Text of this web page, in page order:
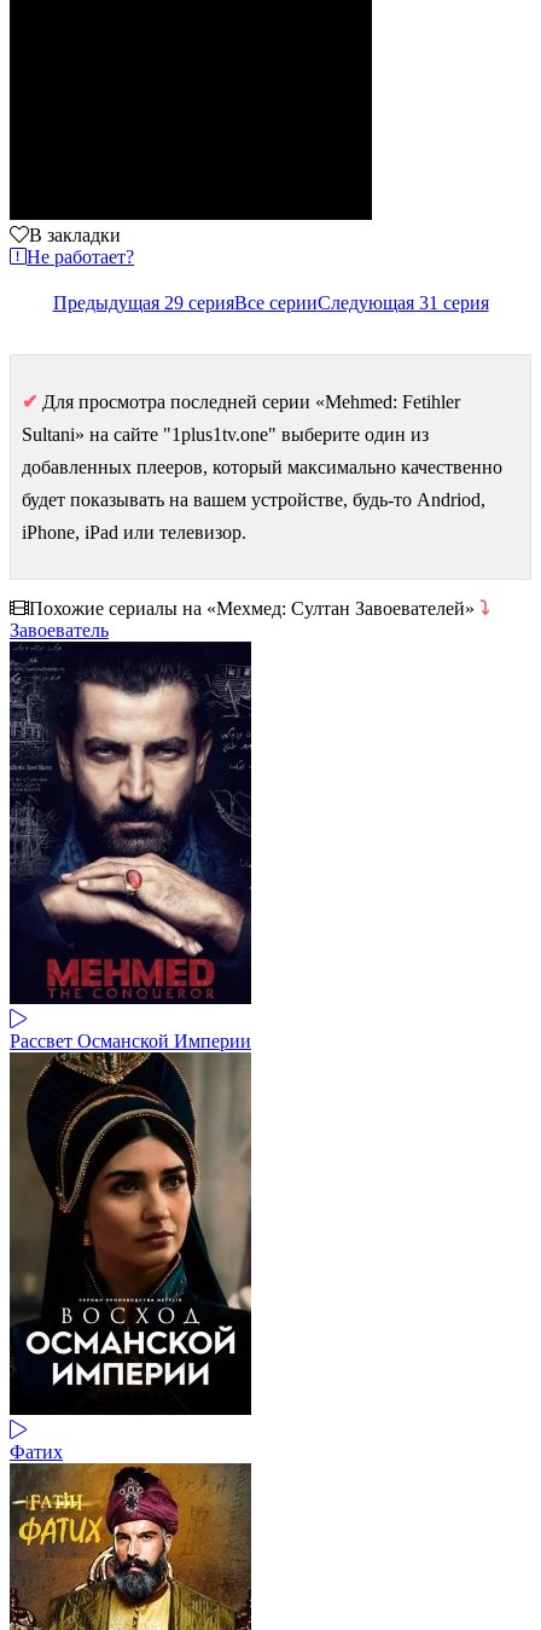
В закладки
Не работает?
Предыдущая 29 серияВсе серииСледующая 31 серия
✔ Для просмотра последней серии «Mehmed: Fetihler
Sultani» на сайте "1plus1tv.one" выберите один из
добавленных плееров, который максимально качественно
будет показывать на вашем устройстве, будь-то Andriod,
iPhone, iPad или телевизор.
Похожие сериалы на «Мехмед: Султан Завоевателей» ⤵
Завоеватель
Рассвет Османской Империи
Фатих